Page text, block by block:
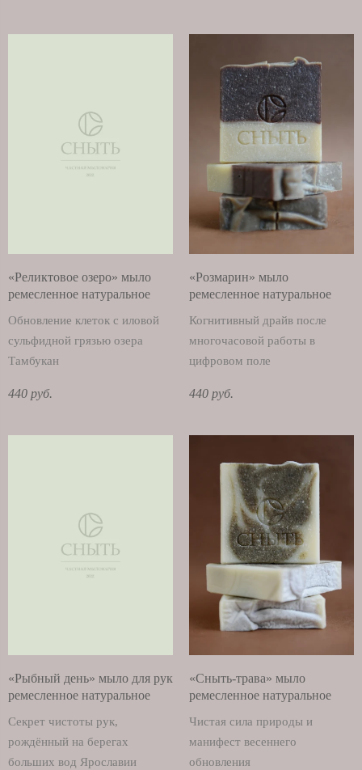
«Реликтовое озеро» мыло
ремесленное натуральное
Обновление клеток с иловой
сульфидной грязью озера
Тамбукан
440 руб.
«Розмарин» мыло
ремесленное натуральное
Когнитивный драйв после
многочасовой работы в
цифровом поле
440 руб.
«Рыбный день» мыло для рук
ремесленное натуральное
Секрет чистоты рук,
рождённый на берегах
больших вод Ярославии
«Сныть-трава» мыло
ремесленное натуральное
Чистая сила природы и
манифест весеннего
обновления